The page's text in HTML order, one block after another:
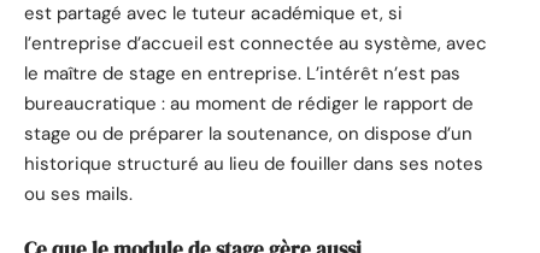
est partagé avec le tuteur académique et, si
l’entreprise d’accueil est connectée au système, avec
le maître de stage en entreprise. L’intérêt n’est pas
bureaucratique : au moment de rédiger le rapport de
stage ou de préparer la soutenance, on dispose d’un
historique structuré au lieu de fouiller dans ses notes
ou ses mails.